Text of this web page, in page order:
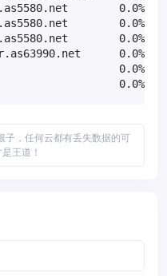
0.0%
0.0%
0.0%
0.0%
0.0%
0.0%
子，任何云都有丢失数据的可
王道！